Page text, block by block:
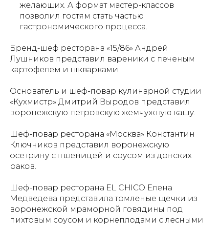
желающих. А формат мастер-классов
позволил гостям стать частью
гастрономического процесса.
Бренд-шеф ресторана «15/86» Андрей
Лушников представил вареники с печеным
картофелем и шкварками.
Основатель и шеф-повар кулинарной студии
«Кухмистр» Дмитрий Выродов представил
воронежскую петровскую жемчужную кашу.
Шеф-повар ресторана «Москва» Константин
Ключников представил воронежскую
осетрину с пшеницей и соусом из донских
раков.
Шеф-повар ресторана EL CHICO Елена
Медведева представила томленые щечки из
воронежской мраморной говядины под
пихтовым соусом и корнеплодами с лесными